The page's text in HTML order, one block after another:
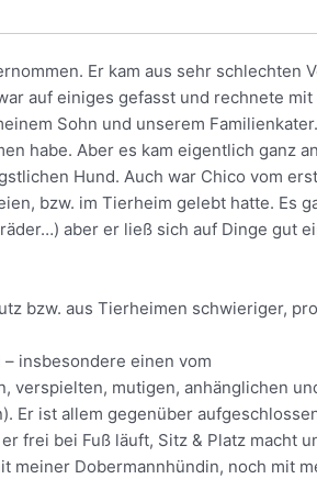
Er kam aus sehr schlechten
auf einiges gefasst und rechnete
Sohn und unserem
habe. Aber es kam eigentlich ganz
Hund. Auch war Chico vom
bzw. im Tierheim gelebt hatte. Es
aber er ließ sich auf Dinge gut
bzw. aus Tierheimen schwieriger,
insbesondere einen vom
verspielten, mutigen, anhänglichen
Er ist allem gegenüber
frei bei Fuß läuft, Sitz & Platz macht
meiner Dobermannhündin, noch mit